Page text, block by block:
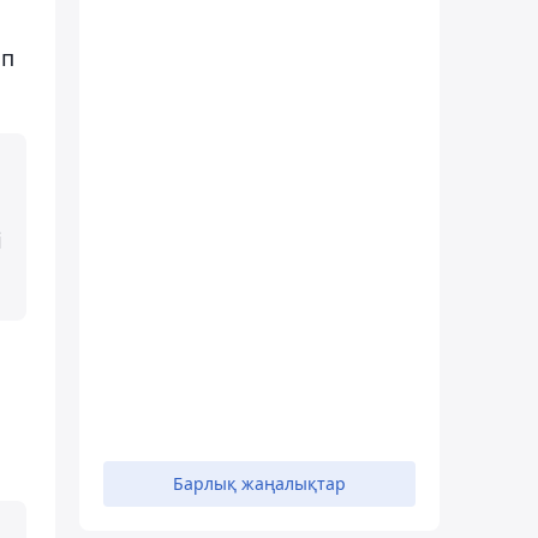
Барлық жаңалықтар